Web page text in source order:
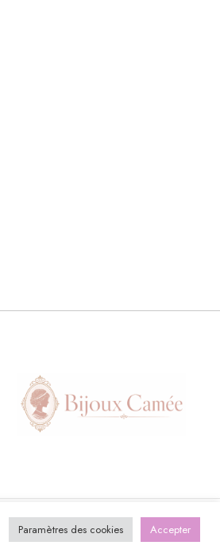
Paramètres des cookies Accepter